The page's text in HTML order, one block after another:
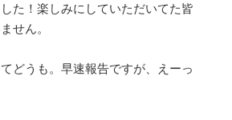
た！楽しみにしていただいてた皆
せん。
どうも。早速報告ですが、えーっ